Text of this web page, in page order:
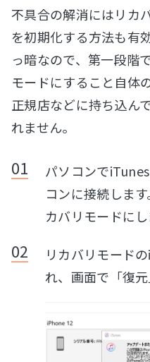
不具合の解消にはリカ
を初期化する方法も有
っ暗なので、第一段階
モードにすること自体
正規店などに持ち込ん
れません。
パソコンで
コンに接続しま
カバリモードにし
リカバリモード
れ、画面で「復元